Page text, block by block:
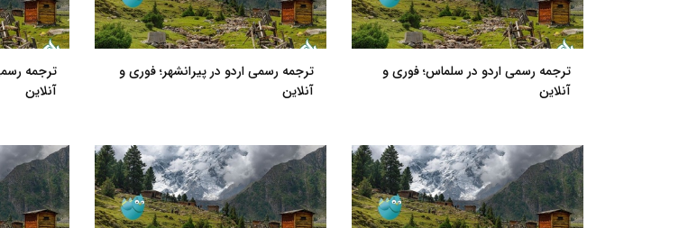
ترجمه رسمی اردو در سلماس؛ فوری و
آنلاین
ترجمه رسمی اردو در پیرانشهر؛ فوری و
آنلاین
ترجمه
آنلاین